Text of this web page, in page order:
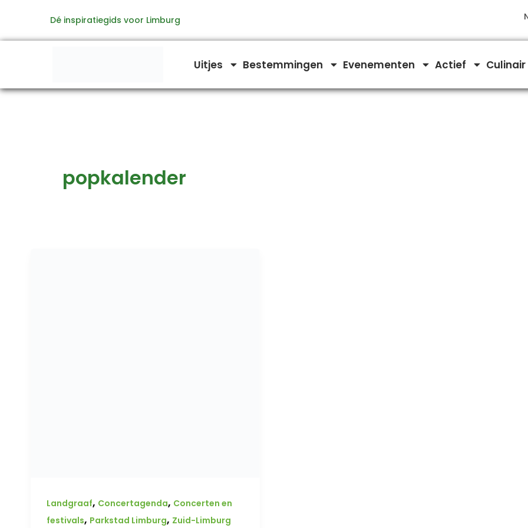
de
Dé inspiratiegids voor Limburg
Uitjes Bestemmingen Evenementen Actief Culinair
popkalender
Landgraaf, Concertagenda, Concerten en
festivals, Parkstad Limburg, Zuid-Limburg